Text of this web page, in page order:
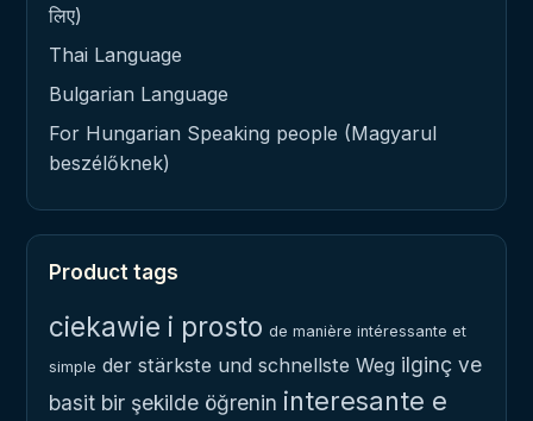
लिए)
Thai Language
Bulgarian Language
For Hungarian Speaking people (Magyarul
beszélőknek)
Product tags
ciekawie i prosto de manière intéressante et
simple der stärkste und schnellste Weg ilginç ve
basit bir şekilde öğrenin interesante e